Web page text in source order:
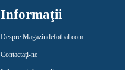
Informaţii
Despre Magazindefotbal.com
Contactaţi-ne